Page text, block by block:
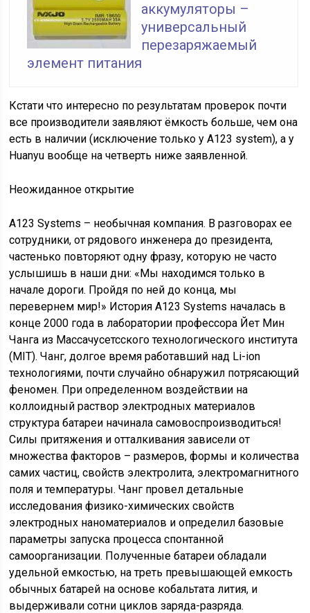
аккумуляторы –
универсальный
перезаряжаемый
элемент питания
Кстати что интересно по результатам проверок почти
все производители заявляют ёмкость больше, чем она
есть в наличии (исключение только у A123 system), а у
Huanyu вообще на четверть ниже заявленной.
Неожиданное открытие
A123 Systems – необычная компания. В разговорах ее
сотрудники, от рядового инженера до президента,
частенько повторяют одну фразу, которую не часто
услышишь в наши дни: «Мы находимся только в
начале дороги. Пройдя по ней до конца, мы
перевернем мир!» История A123 Systems началась в
конце 2000 года в лаборатории профессора Йет Мин
Чанга из Массачусетсского технологического института
(MIT). Чанг, долгое время работавший над Li-ion
технологиями, почти случайно обнаружил потрясающий
феномен. При определенном воздействии на
коллоидный раствор электродных материалов
структура батареи начинала самовоспроизводиться!
Силы притяжения и отталкивания зависели от
множества факторов – размеров, формы и количества
самих частиц, свойств электролита, электромагнитного
поля и температуры. Чанг провел детальные
исследования физико-химических свойств
электродных наноматериалов и определил базовые
параметры запуска процесса спонтанной
самоорганизации. Полученные батареи обладали
удельной емкостью, на треть превышающей емкость
обычных батарей на основе кобальтата лития, и
выдерживали сотни циклов заряда-разряда.